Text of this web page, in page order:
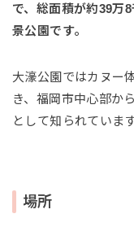
で、総面積が約39万
景公園です。
大濠公園ではカヌー
き、福岡市中心部か
として知られています
場所